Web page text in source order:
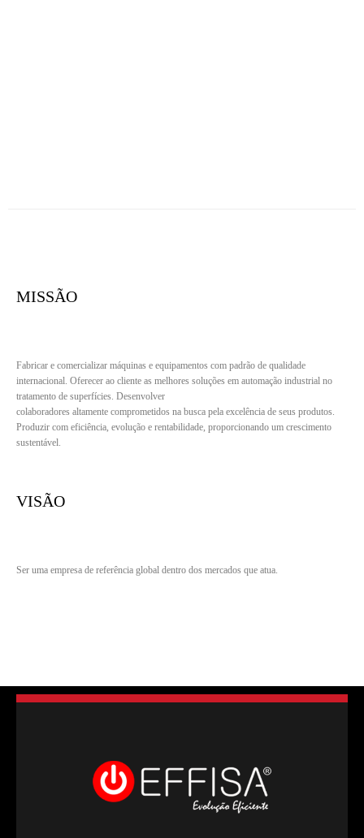
MISSÃO
Fabricar e comercializar máquinas e equipamentos com padrão de qualidade
internacional. Oferecer ao cliente as melhores soluções em automação industrial no
tratamento de superfícies. Desenvolver
colaboradores altamente comprometidos na busca pela excelência de seus produtos.
Produzir com eficiência, evolução e rentabilidade, proporcionando um crescimento
sustentável.
VISÃO
Ser uma empresa de referência global dentro dos mercados que atua.